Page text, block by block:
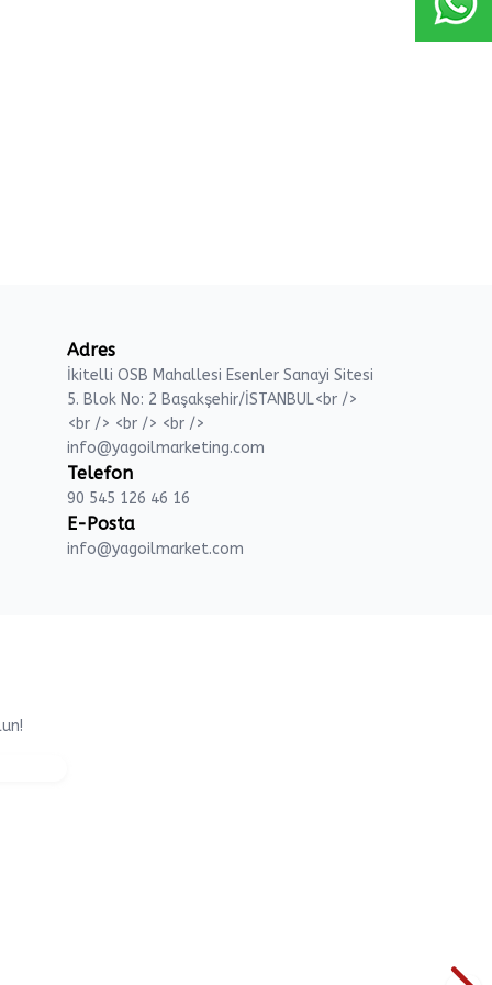
Adres
İkitelli OSB Mahallesi Esenler Sanayi Sitesi
5. Blok No: 2 Başakşehir/İSTANBUL<br />
<br /> <br /> <br />
info@yagoilmarketing.com
Telefon
90 545 126 46 16
E-Posta
info@yagoilmarket.com